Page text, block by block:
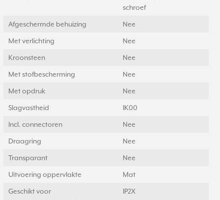
schroef
Afgeschermde behuizing Nee
Met verlichting Nee
Kroonsteen Nee
Met stofbescherming Nee
Met opdruk Nee
Slagvastheid IK00
Incl. connectoren Nee
Draagring Nee
Transparant Nee
Uitvoering oppervlakte Mat
Geschikt voor
IP2X